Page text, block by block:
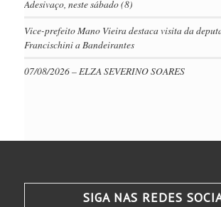
Adesivaço, neste sábado (8)
Vice-prefeito Mano Vieira destaca visita da
Francischini a Bandeirantes
07/08/2026 – ELZA SEVERINO SOARES
SIGA NAS REDES